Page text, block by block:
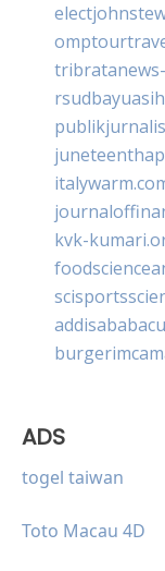
kvk-
ADS
togel taiwan
Toto Macau 4D